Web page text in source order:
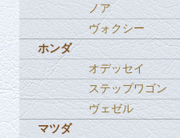
ノア
ヴォクシー
ホンダ
オデッセイ
ステップワゴン
ヴェゼル
マツダ